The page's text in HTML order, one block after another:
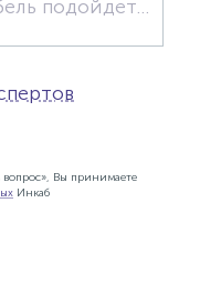
вопрос», Вы принимаете
Инкаб